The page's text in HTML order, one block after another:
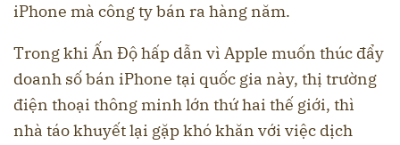
iPhone mà công ty bán ra hàng năm.
Trong khi Ấn Độ hấp dẫn vì Apple muốn thúc đẩy
doanh số bán iPhone tại quốc gia này, thị trường
điện thoại thông minh lớn thứ hai thế giới, thì
nhà táo khuyết lại gặp khó khăn với việc dịch